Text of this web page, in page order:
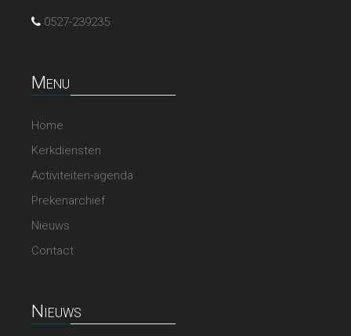
0527-239235
Menu
Home
Kerkdiensten
Activiteiten-agenda
Prekenarchief
Nieuws
Contact
Nieuws